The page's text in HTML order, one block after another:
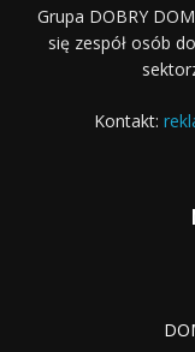
Grupa DOBRY
się zespół osób
Kontakt: